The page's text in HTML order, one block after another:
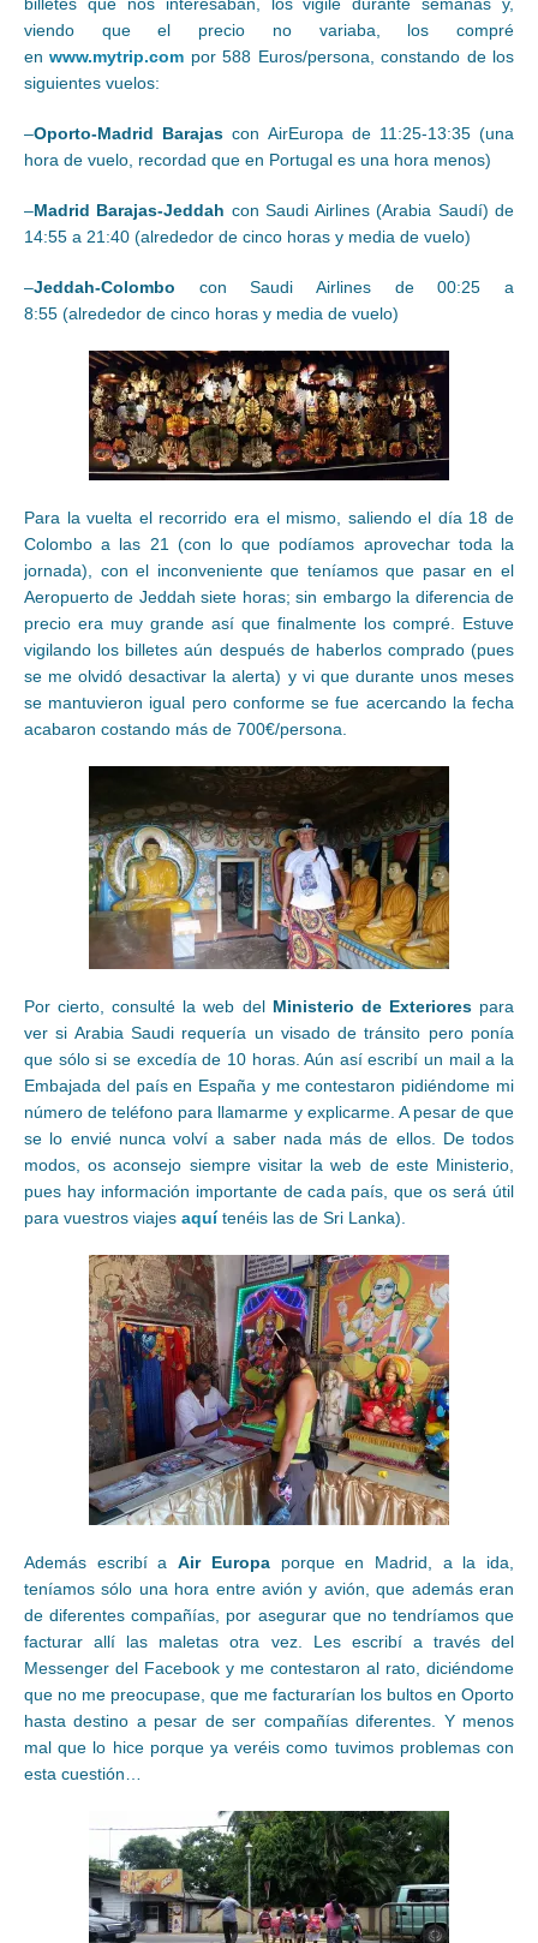
billetes que nos interesaban, los vigilé durante semanas y,
viendo que el precio no variaba, los compré
enwww.mytrip.com por 588 Euros/persona, constando de los
siguientes vuelos:
–Oporto-Madrid Barajas con AirEuropa de 11:25-13:35 (una
hora de vuelo, recordad que en Portugal es una hora menos)
–Madrid Barajas-Jeddah con Saudi Airlines (Arabia Saudí) de
14:55 a 21:40 (alrededor de cinco horas y media de vuelo)
–Jeddah-Colombo con Saudi Airlines de 00:25 a
8:55 (alrededor de cinco horas y media de vuelo)
Para la vuelta el recorrido era el mismo, saliendo el día 18 de
Colombo a las 21 (con lo que podíamos aprovechar toda la
jornada), con el inconveniente que teníamos que pasar en el
Aeropuerto de Jeddah siete horas; sin embargo la diferencia de
precio era muy grande así que finalmente los compré. Estuve
vigilando los billetes aún después de haberlos comprado (pues
se me olvidó desactivar la alerta) y vi que durante unos meses
se mantuvieron igual pero conforme se fue acercando la fecha
acabaron costando más de 700€/persona.
Por cierto, consulté la web del Ministerio de Exteriorespara
ver si Arabia Saudi requería un visado de tránsito pero ponía
que sólo si se excedía de 10 horas. Aún así escribí un mail a la
Embajada del país en España y me contestaron pidiéndome mi
número de teléfono para llamarme y explicarme. A pesar de que
se lo envié nunca volví a saber nada más de ellos. De todos
modos, os aconsejo siempre visitar la web de este Ministerio,
pues hay información importante de cada país, que os será útil
para vuestros viajes aquítenéis las de Sri Lanka).
Además escribí aAir Europaporque en Madrid, a la ida,
teníamos sólo una hora entre avión y avión, que además eran
de diferentes compañías, por asegurar que no tendríamos que
facturar allí las maletas otra vez. Les escribí a través del
Messenger del Facebook y me contestaron al rato, diciéndome
que no me preocupase, que me facturarían los bultos en Oporto
hasta destino a pesar de ser compañías diferentes. Y menos
mal que lo hice porque ya veréis como tuvimos problemas con
esta cuestión…